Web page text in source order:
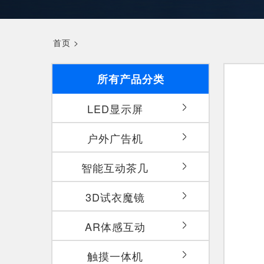
首页 >
所有产品分类
LED显示屏
户外广告机
智能互动茶几
3D试衣魔镜
AR体感互动
触摸一体机